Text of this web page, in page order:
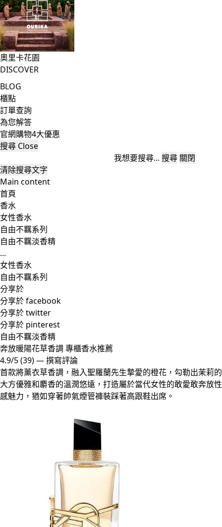
奧里卡花園
DISCOVER
BLOG
櫃點
訂單查詢
為您解答
官網購物4大優惠
搜尋 Close
我想要搜尋... 搜尋 關閉
清除搜尋文字
Main content
首頁
香水
女性香水
自由不羈系列
自由不羈淡香精
...
女性香水
自由不羈系列
分享於
分享於 facebook
分享於 twitter
分享於 pinterest
自由不羈淡香精
奔放暖陽花草香調 專櫃香水推薦
4.9/5(39)—撰寫評論
首款將薰衣草香調，融入聖羅蘭先生摯愛的橙花，勾勒出茉莉的
大方優雅和麝香的溫潤悠遠，打造屬於當代女性的敢愛敢奔放性
感魅力，猶如穿著帥氣煙管褲裝踩著高跟鞋出席。